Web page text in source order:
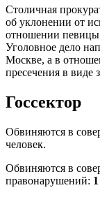
Столичная
об уклонении от
отношении певицы
Уголовное дело
Москве, а в
пресечения в виде
Госсектор
Обвиняются в
человек.
Обвиняются в
правонарушений: 1